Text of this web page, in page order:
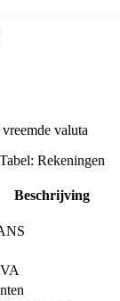
valuta
Tabel: Rekeningen
Beschrijving